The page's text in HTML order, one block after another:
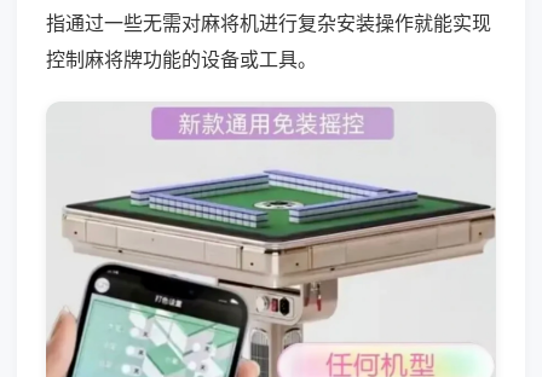
指通过一些无需对麻将机进行复杂安装操作就能实现
控制麻将牌功能的设备或工具。